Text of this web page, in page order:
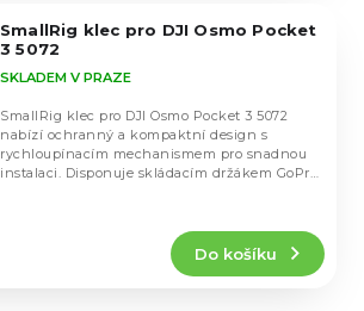
SmallRig klec pro DJI Osmo Pocket
3 5072
SKLADEM V PRAZE
Do košíku
SmallRig klec pro DJI Osmo Pocket 3 5072
nabízí ochranný a kompaktní design s
rychloupínacím mechanismem pro snadnou
instalaci. Disponuje skládacím držákem GoPro,